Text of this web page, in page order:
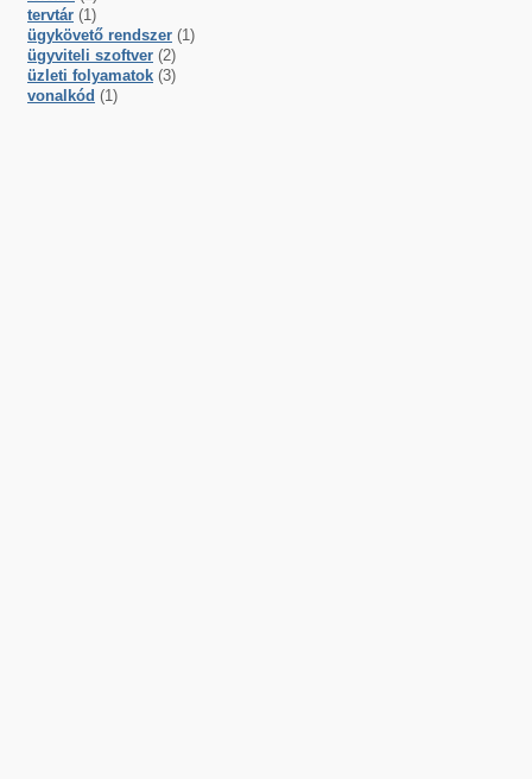
tervtár (1)
ügykövető rendszer (1)
ügyviteli szoftver (2)
üzleti folyamatok (3)
vonalkód (1)